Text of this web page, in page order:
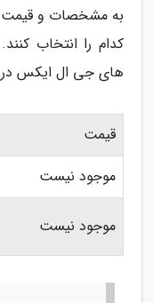
به مشخصات و قیمت
کدام را انتخاب
های جی ال ایکس در
قیمت
موجود نیست
موجود نیست